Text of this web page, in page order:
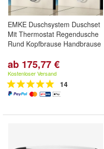
EMKE Duschsystem Duschset
Mit Thermostat Regendusche
Rund Kopfbrause Handbrause
ab 175,77 €
Kostenloser Versand
14